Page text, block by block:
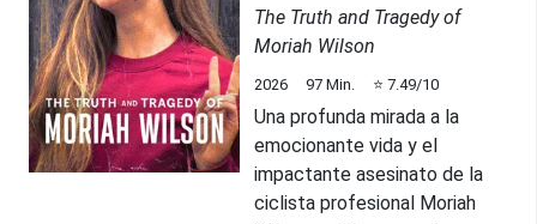
The Truth and Tragedy of
Moriah Wilson
2026 97 Min. ⭐ 7.49/10
Una profunda mirada a la
emocionante vida y el
impactante asesinato de la
ciclista profesional Moriah